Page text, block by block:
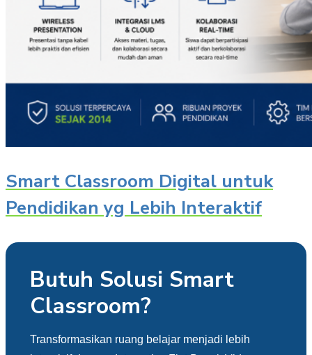
Smart Classroom Digital untuk
Pendidikan yg Lebih Interaktif
Butuh Solusi Smart
Classroom?
Transformasikan ruang belajar menjadi lebih